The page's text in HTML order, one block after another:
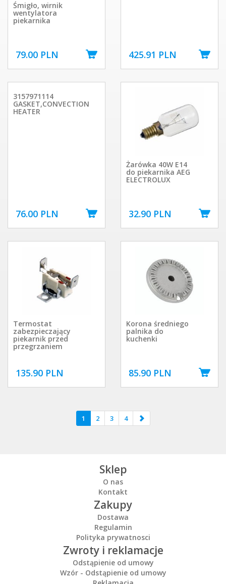
Śmigło, wirnik
wentylatora
piekarnika
79.00 PLN 425.91 PLN
3157971114
GASKET,CONVECTION
HEATER
76.00 PLN
Żarówka 40W E14
do piekarnika AEG
ELECTROLUX
32.90 PLN
Termostat
zabezpieczający
piekarnik przed
przegrzaniem
135.90 PLN
Korona średniego
palnika do
kuchenki
85.90 PLN
1 2 3 4
Sklep
O nas
Kontakt
Zakupy
Dostawa
Regulamin
Polityka prywatnosci
Zwroty i reklamacje
Odstąpienie od umowy
Wzór - Odstąpienie od umowy